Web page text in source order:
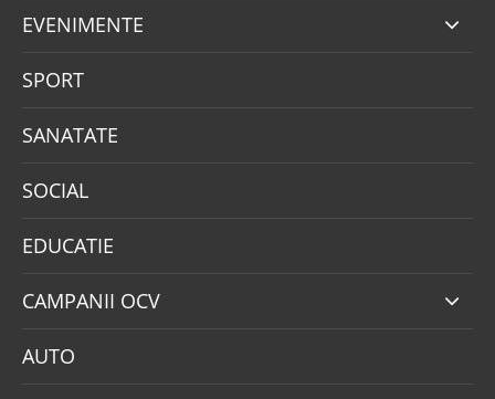
EVENIMENTE
SPORT
SANATATE
SOCIAL
EDUCATIE
CAMPANII OCV
AUTO